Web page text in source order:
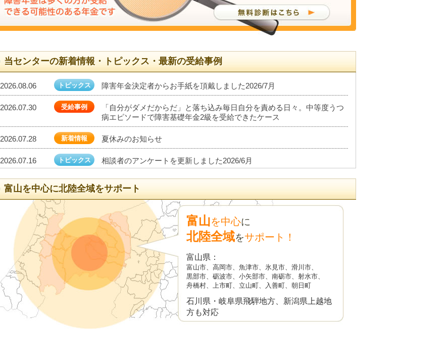
当センターの新着情報・トピックス・最新の受給事例
2026.08.06 トピックス 障害年金決定者からお手紙を頂戴しました2026/7月
2026.07.30 受給事例
「自分がダメだからだ」と落ち込み毎日自分を責める日々。中等度うつ
病エピソードで障害基礎年金2級を受給できたケース
2026.07.28 新着情報 夏休みのお知らせ
2026.07.16 トピックス 相談者のアンケートを更新しました2026/6月
2026.07.10 受給事例 脊髄損傷で車椅子生活！障害厚生年金1級を受給できたケース
2026.07.09 新着情報 面談のご予約について
2026.07.02 トピックス 障害年金決定者からお手紙を頂戴しました2026/6月
2026.06.26 新着情報 2026.7.6(月) 電話による無料相談はお休みいたします
2026.06.25 受給事例
障害者雇用で将来が不安！自閉症・軽度知的障害で障害基礎年金2級を受
給できたケース
2026.06.18 相談者のアンケートを更新しました2026/5月
富山を中心に北陸全域をサポート
富山を中心に
北陸全域をサポート！
富山県：
富山市、高岡市、魚津市、氷見市、滑川市、
黒部市、砺波市、小矢部市、南砺市、射水市、
舟橋村、上市町、立山町、入善町、朝日町
石川県・岐阜県飛騨地方、新潟県上越地
方も対応